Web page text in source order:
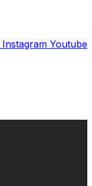
Instagram Youtube